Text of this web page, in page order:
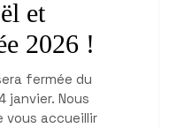
et
2026 !
fermée du
janvier. Nous
vous accueillir